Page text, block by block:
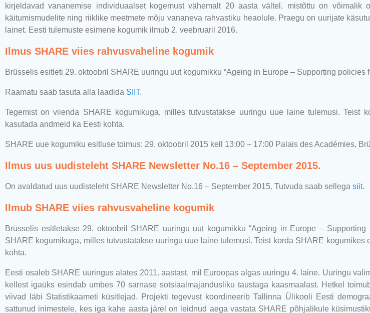
kirjeldavad vananemise individuaalset kogemust vähemalt 20 aasta vältel, mistõttu on
käitumismudelite ning riiklike meetmete mõju vananeva rahvastiku heaolule. Praegu on uurijate
lainet. Eesti tulemuste esimene kogumik ilmub 2. veebruaril 2016.
Ilmus SHARE viies rahvusvaheline kogumik
Brüsselis esitleti 29. oktoobril SHARE uuringu uut kogumikku “Ageing in Europe – Supporting policies
Raamatu saab tasuta alla laadida SIIT.
Tegemist on viienda SHARE kogumikuga, milles tutvustatakse uuringu uue laine tulemusi. Teist
kasutada andmeid ka Eesti kohta.
SHARE uue kogumiku esitluse toimus: 29. oktoobril 2015 kell 13:00 – 17:00 Palais des Académies,
Ilmus uus uudisteleht SHARE Newsletter No.16 – September 2015.
On avaldatud uus uudisteleht SHARE Newsletter No.16 – September 2015. Tutvuda saab sellega siit.
Ilmub SHARE viies rahvusvaheline kogumik
Brüsselis esitletakse 29. oktoobril SHARE uuringu uut kogumikku “Ageing in Europe –
SHARE kogumikuga, milles tutvustatakse uuringu uue laine tulemusi. Teist korda SHARE
kohta.
Eesti osaleb SHARE uuringus alates 2011. aastast, mil Euroopas algas uuringu 4. laine. Uuringu
kellest igaüks esindab umbes 70 sarnase sotsiaalmajandusliku taustaga kaasmaalast. Hetkel
viivad läbi Statistikaameti küsitlejad. Projekti tegevust koordineerib Tallinna Ülikooli Eesti
sattunud inimestele, kes iga kahe aasta järel on leidnud aega vastata SHARE põhjalikule